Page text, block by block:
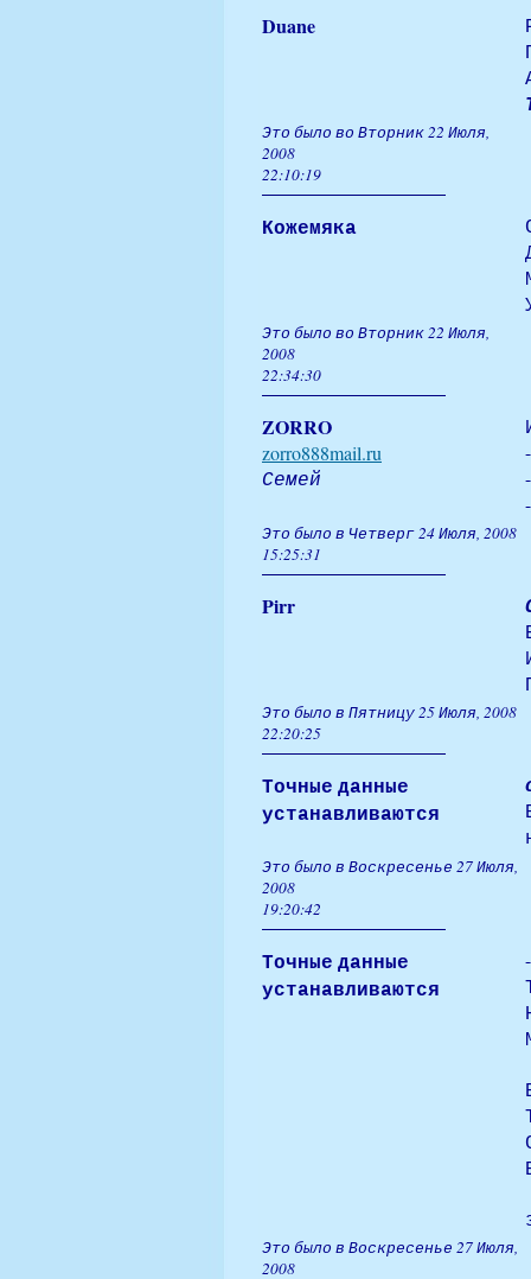
Duane
Это было во Вторник 22 Июля,
2008
22:10:19
Кожемяка
Это было во Вторник 22 Июля,
2008
22:34:30
ZORRO
zorro888mail.ru
Семей
Это было в Четверг 24 Июля, 2008
15:25:31
Pirr
Это было в Пятницу 25 Июля, 2008
22:20:25
Точные данные
устанавливаются
Это было в Воскресенье 27 Июля,
2008
19:20:42
Точные данные
устанавливаются
Это было в Воскресенье 27 Июля,
2008